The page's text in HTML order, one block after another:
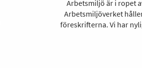
Arbetsmiljö är i ropet
Arbetsmiljöverket
föreskrifterna. Vi har